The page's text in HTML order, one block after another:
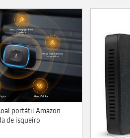
portátil Amazon
de isqueiro